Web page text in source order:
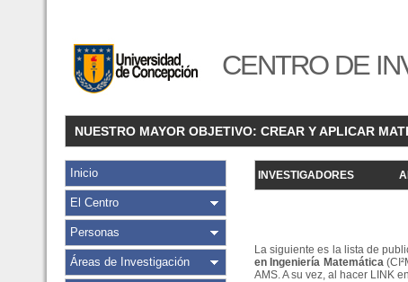
CENTRO DE
NUESTRO MAYOR OBJETIVO: CREAR Y APLICAR
Inicio
El Centro
Personas
Áreas de Investigación
INVESTIGADORES
La siguiente es la lista de
en Ingeniería Matemática
AMS. A su vez, al hacer LINK